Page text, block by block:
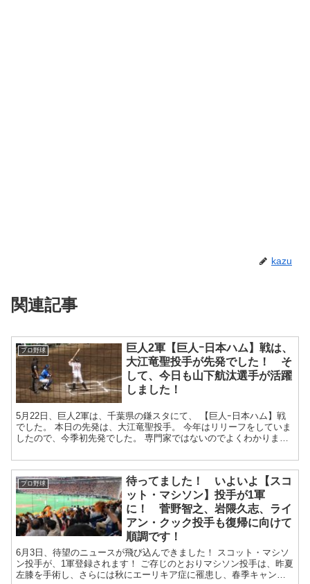
kazu
関連記事
プロ野球
巨人2軍【巨人ｰ日本ハム】戦は、
大江竜聖投手が先発でした！ そ
して、今日も山下航汰選手が活躍
しました！
5月22日、巨人2軍は、千葉県の鎌スタにて、 【巨人ｰ日本ハム】戦
でした。 本日の先発は、大江竜聖投手。 今年はリリーフをしていま
したので、今季初先発でした。 専門家ではないのでよくわかりませ
プロ野球
待ってました！ いよいよ【スコ
ット・マシソン】投手が1軍
に！ 菅野智之、岩隈久志、ライ
アン・クック投手も復帰に向けて
順調です！
6月3日、待望のニュースが飛び込んできました！ スコット・マシソ
ン投手が、1軍登録されます！ ご存じのとおりマシソン投手は、昨夏
左膝を手術し、さらには秋にエーリキア症に罹患し、春季キャンプ